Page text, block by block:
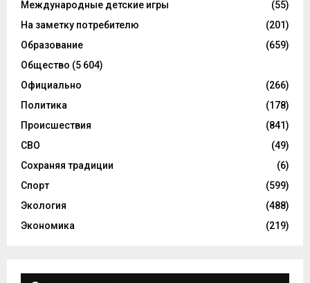
Международные детские игры
(55)
На заметку потребителю
(201)
Образование
(659)
Общество (5 604)
Официально
(266)
Политика
(178)
Происшествия
(841)
СВО
(49)
Сохраняя традиции
(6)
Спорт
(599)
Экология
(488)
Экономика
(219)